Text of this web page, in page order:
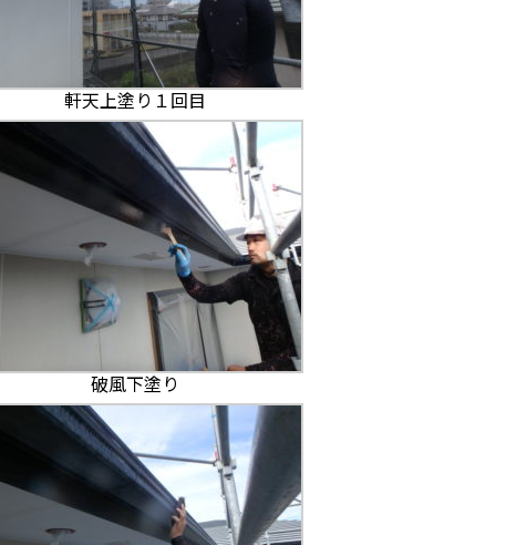
軒天上塗り１回目
破風下塗り